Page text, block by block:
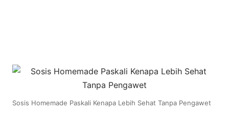
Sosis Homemade Paskali Kenapa Lebih Sehat Tanpa Pengawet